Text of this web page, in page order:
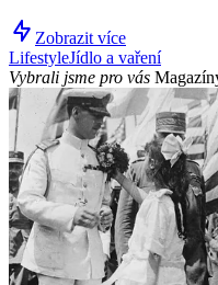
Zobrazit více
LifestyleJídlo a vaření
Vybrali jsme pro vás